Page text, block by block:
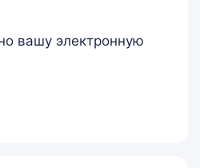
вашу электронную